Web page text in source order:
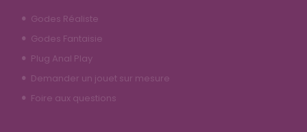
Godes Réaliste
Godes Fantaisie
Plug Anal Play
Demander un jouet sur mesure
Foire aux questions